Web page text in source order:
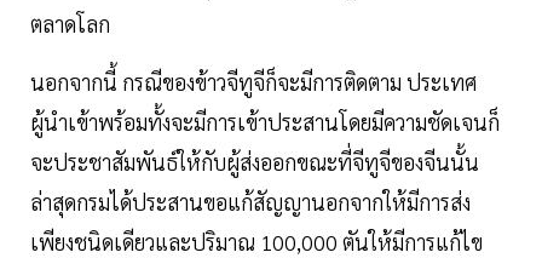
ตลาดโลก
นอกจากนี้ กรณีของข้าวจีทูจีก็จะมีการติดตาม ประเทศ
ผู้นำเข้าพร้อมทั้งจะมีการเข้าประสานโดยมีความชัดเจนก็
จะประชาสัมพันธ์ให้กับผู้ส่งออกขณะที่จีทูจีของจีนนั้น
ล่าสุดกรมได้ประสานขอแก้สัญญานอกจากให้มีการส่ง
เพียงชนิดเดียวและปริมาณ 100,000 ตันให้มีการแก้ไข